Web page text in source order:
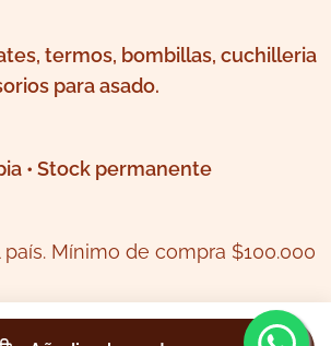
termos, bombillas, cuchilleria
para asado.
• Stock permanente
Mínimo de compra $100.000